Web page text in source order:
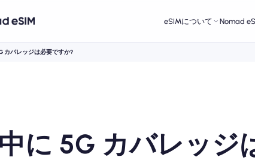
eSIMについて Nomad
カバレッジは必要ですか?
に 5G カバレッジ